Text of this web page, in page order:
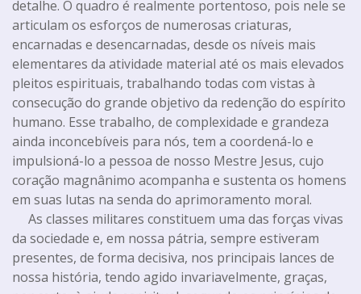
detalhe. O quadro é realmente portentoso, pois nele se
articulam os esforços de numerosas criaturas,
encarnadas e desencarnadas, desde os níveis mais
elementares da atividade material até os mais elevados
pleitos espirituais, trabalhando todas com vistas à
consecução do grande objetivo da redenção do espírito
humano. Esse trabalho, de complexidade e grandeza
ainda inconcebíveis para nós, tem a coordená-lo e
impulsioná-lo a pessoa de nosso Mestre Jesus, cujo
coração magnânimo acompanha e sustenta os homens
em suas lutas na senda do aprimoramento moral.
As classes militares constituem uma das forças vivas
da sociedade e, em nossa pátria, sempre estiveram
presentes, de forma decisiva, nos principais lances de
nossa história, tendo agido invariavelmente, graças,